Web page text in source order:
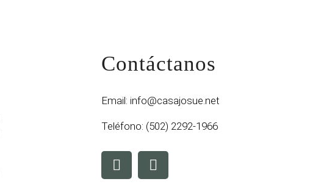
Contáctanos
Email: info@casajosue.net
Teléfono: (502) 2292-1966